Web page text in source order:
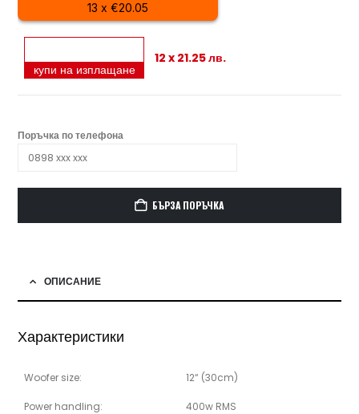
13 x €20.05
купи на изплащане
12 x 21.25 лв.
Поръчка по телефона
БЪРЗА ПОРЪЧКА
ОПИСАНИЕ
Характеристики
Woofer size: 12“ (30cm)
Power handling: 400w RMS